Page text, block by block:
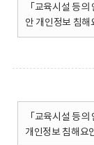
「교육시설 등
안 개인정보 침해
「교육시설 등
개인정보 침해요